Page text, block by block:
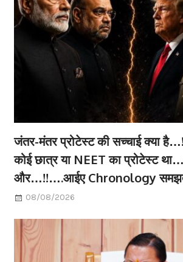
जंतर-मंतर प्रोटेस्ट की सच्चाई क्या
कोई छात्र या NEET का प्रोटेस्ट
और…!!….आईए Chronology
08/08/2026